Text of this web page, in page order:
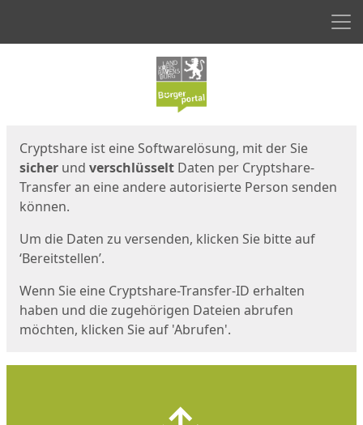
Cryptshare ist eine Softwarelösung, mit der Sie
sicher und verschlüsselt Daten per Cryptshare-
Transfer an eine andere autorisierte Person senden
können.
Um die Daten zu versenden, klicken Sie bitte auf
‘Bereitstellen’.
Wenn Sie eine Cryptshare-Transfer-ID erhalten
haben und die zugehörigen Dateien abrufen
möchten, klicken Sie auf 'Abrufen'.